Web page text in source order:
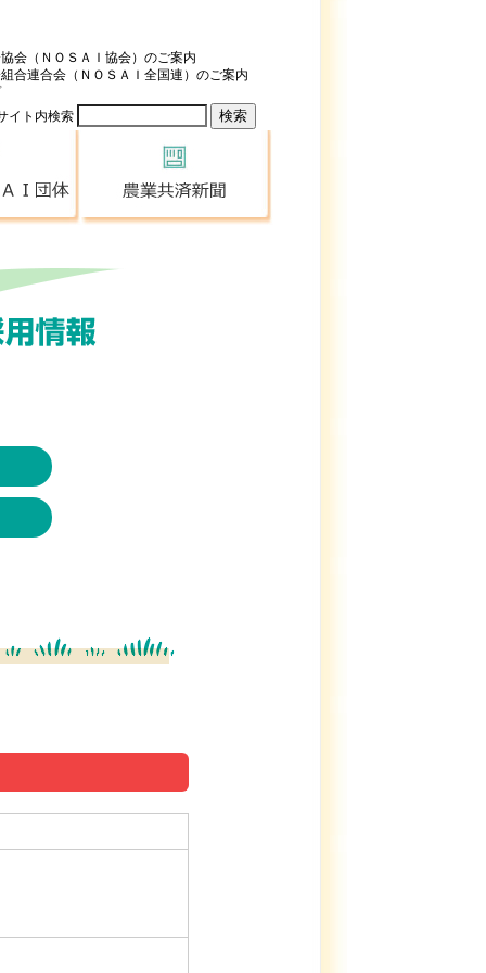
会（ＮＯＳＡＩ協会）のご案内
合連合会（ＮＯＳＡＩ全国連）のご案内
イト内検索
全国のＮＯＳＡＩ団体